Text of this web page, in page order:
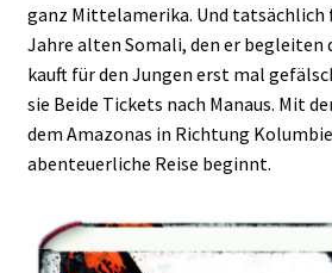
ganz Mittelamerika. Und tatsächlich
Jahre alten Somali, den er begleiten
kauft für den Jungen erst mal
sie Beide Tickets nach Manaus. Mit
dem Amazonas in Richtung
abenteuerliche Reise beginnt.